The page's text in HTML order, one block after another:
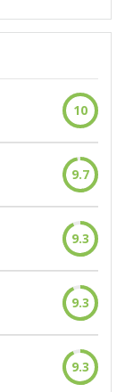
10
9.7
9.3
9.3
9.3